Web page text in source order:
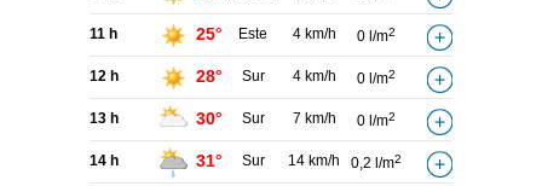
11 h 25° Este 4 km/h 0 l/m2
12 h 28° Sur 4 km/h 0 l/m2
13 h 30° Sur 7 km/h 0 l/m2
14 h 31° Sur 14 km/h 0,2 l/m2